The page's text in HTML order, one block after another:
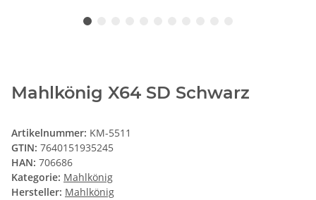
Mahlkönig X64 SD Schwarz
Artikelnummer: KM-5511
GTIN: 7640151935245
HAN: 706686
Kategorie: Mahlkönig
Hersteller: Mahlkönig